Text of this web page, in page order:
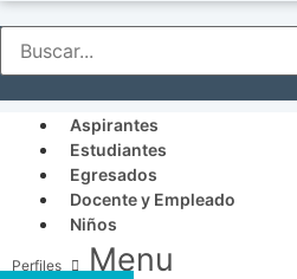
Aspirantes
Estudiantes
Egresados
Docente y Empleado
Niños
Menu